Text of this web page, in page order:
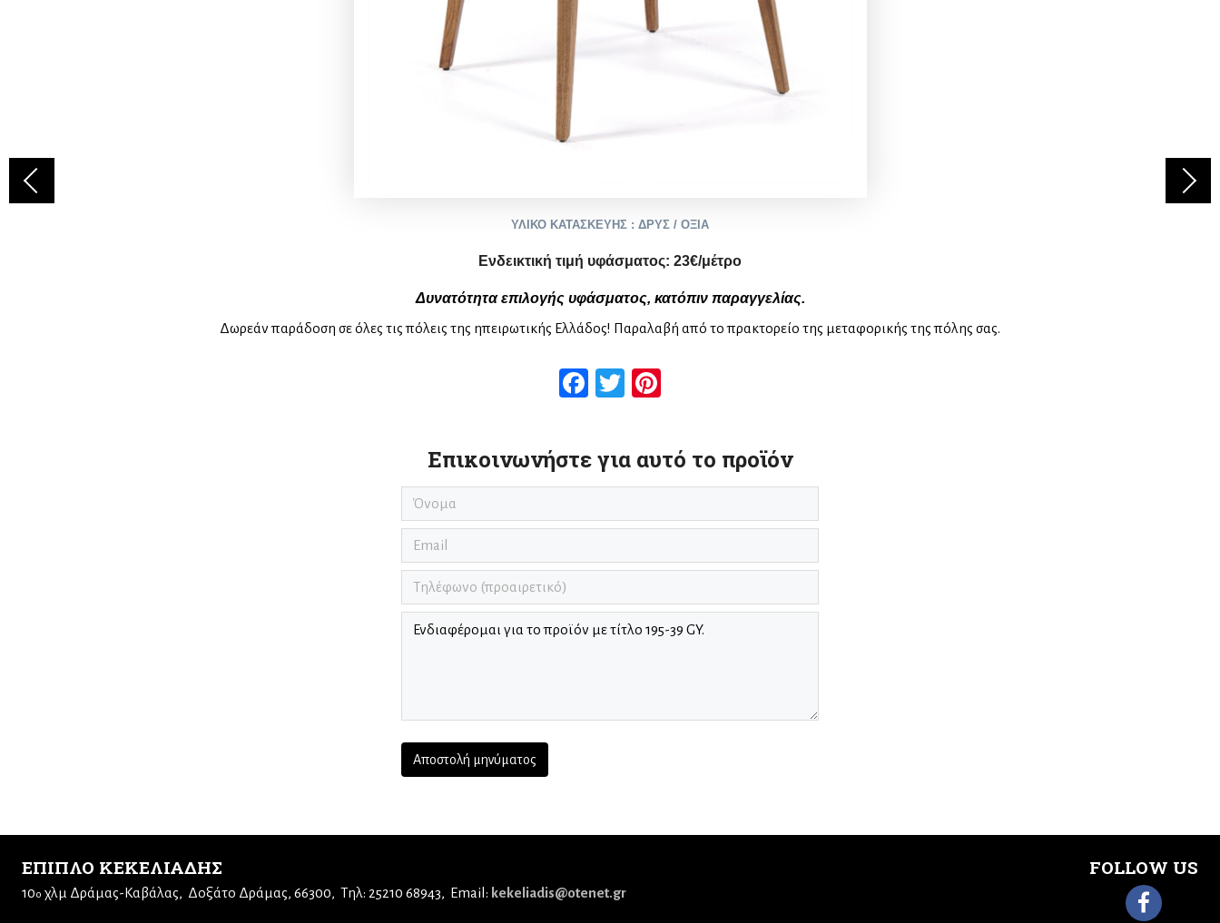
ΥΛΙΚΟ ΚΑΤΑΣΚΕΥΗΣ : ΔΡΥΣ / ΟΞΙΑ
Ενδεικτική τιμή υφάσματος: 23€/μέτρο
Δυνατότητα επιλογής υφάσματος, κατόπιν παραγγελίας.
Δωρεάν παράδοση σε όλες τις πόλεις της ηπειρωτικής Ελλάδος! Παραλαβή από το πρακτορείο της μεταφορικής της πόλης σας.
Facebook
Twitter
Επικοινωνήστε για αυτό το προϊόν
ΕΠΙΠΛΟ ΚΕΚΕΛΙΑΔΗΣ
10ο χλμ Δράμας-Καβάλας Δοξάτο Δράμας, 66300 Τηλ: 25210 68943 Email: kekeliadis@otenet.gr
FOLLOW US